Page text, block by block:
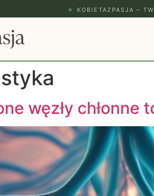
★ KOBIETAZPASJA –
węzły chłonne